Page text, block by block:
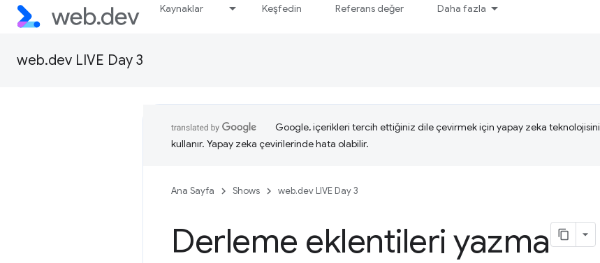
Kaynaklar Keşfedin Referans değer Daha fazla
web.dev LIVE Day 3
Google, içerikleri tercih ettiğiniz dile çevirmek için yapay zeka teknolojisini
kullanır. Yapay zeka çevirilerinde hata olabilir.
Ana Sayfa Shows web.dev LIVE Day 3
Derleme eklentileri yazma